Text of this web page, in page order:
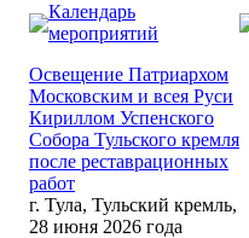
Календарь
мероприятий
Освещение Патриархом
Московским и всея Руси
Кириллом Успенского
Собора Тульского кремля
после реставрационных
работ
г. Тула, Тульский кремль,
28 июня 2026 года